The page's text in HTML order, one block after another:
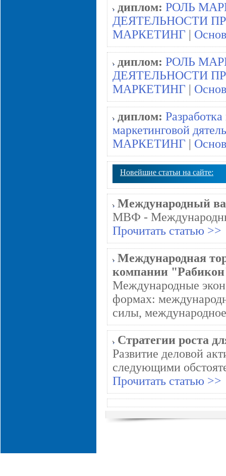
диплом: РОЛЬ
ДЕЯТЕЛЬНОСТИ
МАРКЕТИНГ |
диплом: РОЛЬ
ДЕЯТЕЛЬНОСТИ
МАРКЕТИНГ |
диплом:
маркетинговой
МАРКЕТИНГ |
Новейшие статьи на сайте:
Международный
МВФ -
Прочитать статью >>
Международная
компании
Международные
формах:
силы,
Стратегии роста
Развитие деловой
следующими
Прочитать статью >>